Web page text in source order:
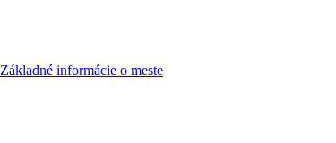
Základné informácie o meste